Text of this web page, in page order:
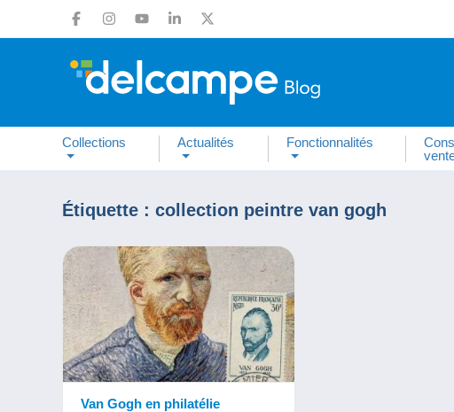
Collections Actualités Fonctionnalités
Étiquette : collection peintre van gogh
Van Gogh en philatélie